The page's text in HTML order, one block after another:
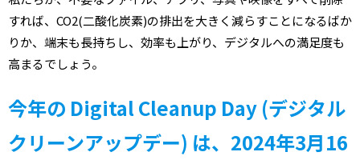
すれば、CO2(二酸化炭素)の排出を大きく減らすことになるばか
りか、端末も長持ちし、効率も上がり、デジタルへの満足度も
高まるでしょう。
今年の Digital Cleanup Day (デジタル
クリーンアップデー) は、2024年3月16